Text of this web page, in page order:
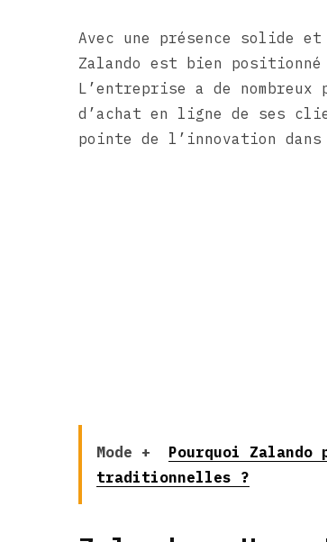
Avec une présence solide
Zalando est bien
L’entreprise a de
d’achat en ligne de ses
pointe de l’innovation dans
Mode +
Pourquoi
traditionnelles ?